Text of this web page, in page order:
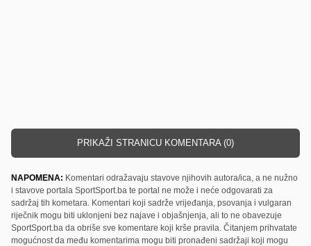
PRIKAŽI STRANICU KOMENTARA (0)
NAPOMENA: Komentari odražavaju stavove njihovih autora/ica, a ne nužno
i stavove portala SportSport.ba te portal ne može i neće odgovarati za
sadržaj tih kometara. Komentari koji sadrže vrijeđanja, psovanja i vulgaran
riječnik mogu biti uklonjeni bez najave i objašnjenja, ali to ne obavezuje
SportSport.ba da obriše sve komentare koji krše pravila. Čitanjem prihvatate
mogućnost da među komentarima mogu biti pronađeni sadržaji koji mogu